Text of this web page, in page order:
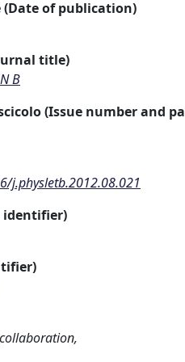
of publication)
title)
B
(Issue number and
j.physletb.2012.08.021
identifier)